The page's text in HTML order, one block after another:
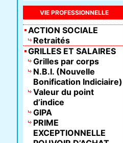
VIE PROFESSIONNELLE
ACTION SOCIALE
Retraités
GRILLES ET SALAIRES
Grilles par corps
N.B.I. (Nouvelle
Bonification Indiciaire)
Valeur du point
d’indice
GIPA
PRIME
EXCEPTIONNELLE